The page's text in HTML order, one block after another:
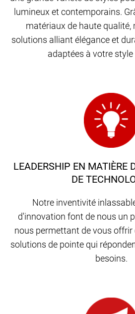
lumineux et contemporains.
matériaux de haute qualité,
solutions alliant élégance et
adaptées à votre style
LEADERSHIP EN MATIÈRE
DE
Notre inventivité
d'innovation font de nous un
nous permettant de vous offrir
solutions de pointe qui
besoins.